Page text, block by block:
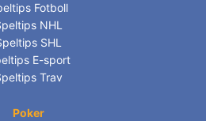
Fotboll
NHL
SHL
E-sport
Trav
Poker